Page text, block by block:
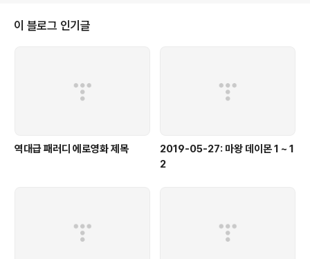
룬다. 그람시의 최대 업적은 감옥에서 이루어졌다. 당시 무솔리니의 정권 하에
서 이탈리아의 많은 지식인들이 수감 생활을 겪어야 했고, 또한 많은 이탈리아
이 블로그 인기글
역대급 패러디 에로영화 제목
2019-05-27: 마왕 데이몬 1 ~ 1
2